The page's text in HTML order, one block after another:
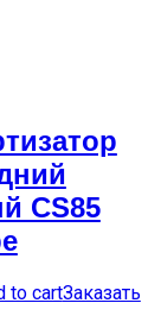
CS85
to cartЗаказать